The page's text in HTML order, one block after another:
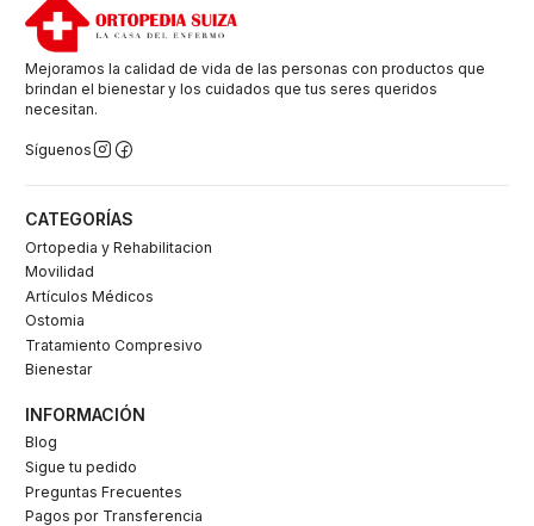
Mejoramos la calidad de vida de las personas con productos que
brindan el bienestar y los cuidados que tus seres queridos
necesitan.
Síguenos
CATEGORÍAS
Ortopedia y Rehabilitacion
Movilidad
Artículos Médicos
Ostomia
Tratamiento Compresivo
Bienestar
INFORMACIÓN
Blog
Sigue tu pedido
Preguntas Frecuentes
Pagos por Transferencia